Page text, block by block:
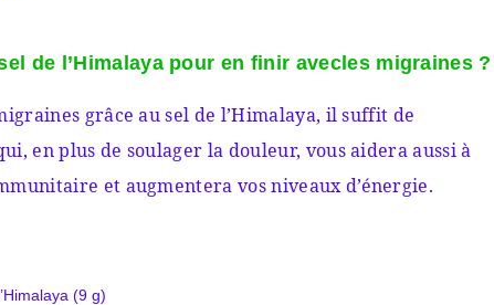
de l’Himalaya pour en finir avecles migraines ?
grâce au sel de l’Himalaya, il suffit de
en plus de soulager la douleur, vous aidera aussi à
et augmentera vos niveaux d’énergie.
(9 g)